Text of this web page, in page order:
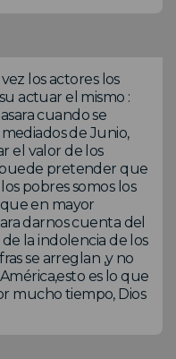
los actores los
actuar el mismo :
cuando se
de Junio,
el valor de los
puede pretender que
pobres somos los
en mayor
darnos cuenta del
la indolencia de los
se arreglan ,y no
es lo que
mucho tiempo, Dios